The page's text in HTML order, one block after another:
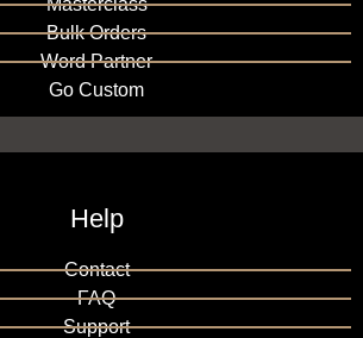
Bulk Orders
Word Partner
Go Custom
Help
Contact
FAQ
Support